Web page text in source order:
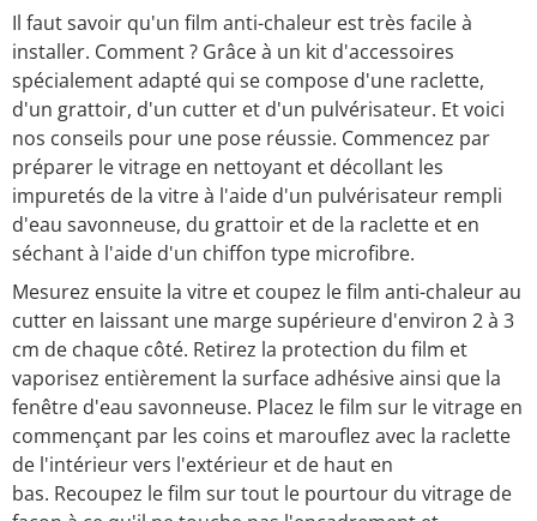
Il faut savoir qu'un film anti-chaleur est très facile à
installer. Comment ? Grâce à un kit d'accessoires
spécialement adapté qui se compose d'une raclette,
d'un grattoir, d'un cutter et d'un pulvérisateur. Et voici
nos conseils pour une pose réussie. Commencez par
préparer le vitrage en nettoyant et décollant les
impuretés de la vitre à l'aide d'un pulvérisateur rempli
d'eau savonneuse, du grattoir et de la raclette et en
séchant à l'aide d'un chiffon type microfibre.
Mesurez ensuite la vitre et coupez le film anti-chaleur au
cutter en laissant une marge supérieure d'environ 2 à 3
cm de chaque côté. Retirez la protection du film et
vaporisez entièrement la surface adhésive ainsi que la
fenêtre d'eau savonneuse. Placez le film sur le vitrage en
commençant par les coins et marouflez avec la raclette
de l'intérieur vers l'extérieur et de haut en
bas. Recoupez le film sur tout le pourtour du vitrage de